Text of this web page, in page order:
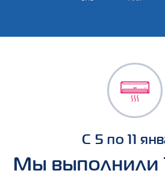
С 5 по 11
Мы выполнили